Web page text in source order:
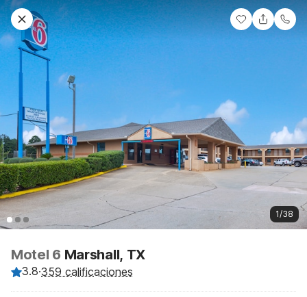
1/38
Motel 6 Marshall, TX
3.8·359 calificaciones